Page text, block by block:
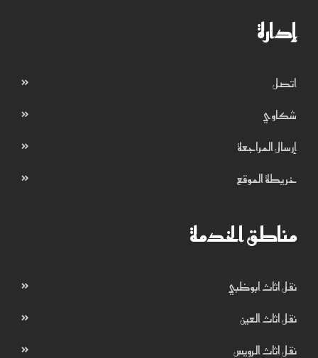
إدارة
اتصل
شكاوي
إرسال المراجعة
خريطة الموقع
مناطق الخدمة
نقل اثاث ابوظبي
نقل اثاث العين
نقل اثاث الرويس